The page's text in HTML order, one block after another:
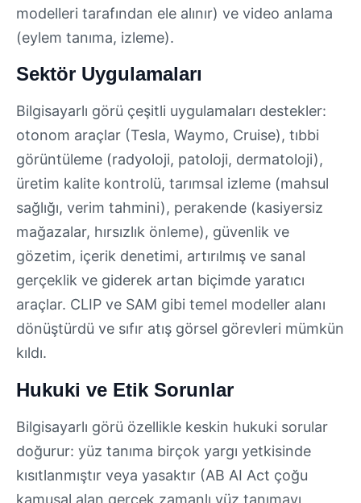
modelleri tarafından ele alınır) ve video anlama
(eylem tanıma, izleme).
Sektör Uygulamaları
Bilgisayarlı görü çeşitli uygulamaları destekler:
otonom araçlar (Tesla, Waymo, Cruise), tıbbi
görüntüleme (radyoloji, patoloji, dermatoloji),
üretim kalite kontrolü, tarımsal izleme (mahsul
sağlığı, verim tahmini), perakende (kasiyersiz
mağazalar, hırsızlık önleme), güvenlik ve
gözetim, içerik denetimi, artırılmış ve sanal
gerçeklik ve giderek artan biçimde yaratıcı
araçlar. CLIP ve SAM gibi temel modeller alanı
dönüştürdü ve sıfır atış görsel görevleri mümkün
kıldı.
Hukuki ve Etik Sorunlar
Bilgisayarlı görü özellikle keskin hukuki sorular
doğurur: yüz tanıma birçok yargı yetkisinde
kısıtlanmıştır veya yasaktır (AB AI Act çoğu
kamusal alan gerçek zamanlı yüz tanımayı